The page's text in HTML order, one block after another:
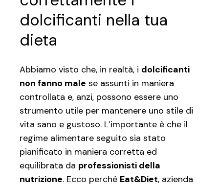
dolcificanti nella tua
dieta
Abbiamo visto che, in realtà, i dolcificanti
non fanno male se assunti in maniera
controllata e, anzi, possono essere uno
strumento utile per mantenere uno stile di
vita sano e gustoso. L’importante è che il
regime alimentare seguito sia stato
pianificato in maniera corretta ed
equilibrata da professionisti della
nutrizione. Ecco perché Eat&Diet, azienda